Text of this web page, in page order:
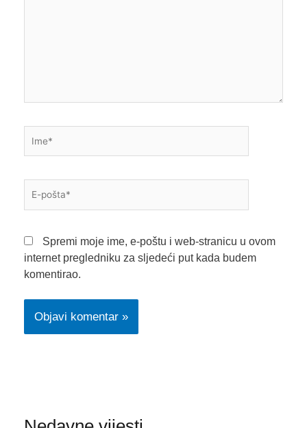
pošta*
Spremi moje ime, e-poštu i web-stranicu u ovom
internet pregledniku za sljedeći put kada budem
komentirao.